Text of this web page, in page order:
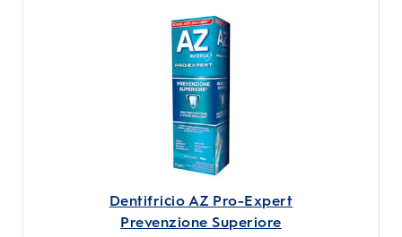
Dentifricio AZ Pro-Expert
Prevenzione Superiore